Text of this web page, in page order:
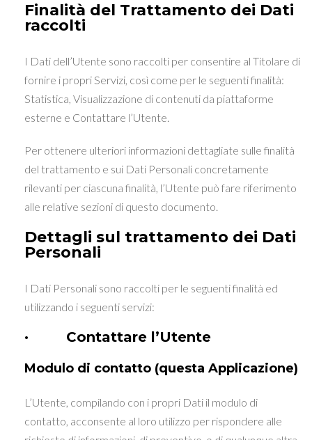
Finalità del Trattamento dei Dati
raccolti
I Dati dell’Utente sono raccolti per consentire al Titolare di
fornire i propri Servizi, così come per le seguenti finalità:
Statistica, Visualizzazione di contenuti da piattaforme
esterne e Contattare l’Utente.
Per ottenere ulteriori informazioni dettagliate sulle finalità
del trattamento e sui Dati Personali concretamente
rilevanti per ciascuna finalità, l’Utente può fare riferimento
alle relative sezioni di questo documento.
Dettagli sul trattamento dei Dati
Personali
I Dati Personali sono raccolti per le seguenti finalità ed
utilizzando i seguenti servizi:
· Contattare l’Utente
Modulo di contatto (questa Applicazione)
L’Utente, compilando con i propri Dati il modulo di
contatto, acconsente al loro utilizzo per rispondere alle